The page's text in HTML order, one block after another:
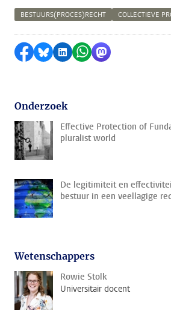
BESTUURS(PROCES)RECHT COLLECTIEVE
Delen op Facebook
Delen via Bluesky
Delen op LinkedIn
Delen via WhatsApp
Delen via
Onderzoek
Effective Protection of
pluralist world
De legitimiteit en
bestuur in een veellagige
Wetenschappers
Rowie Stolk
Universitair docent